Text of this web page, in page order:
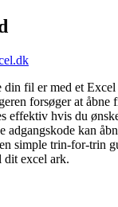
din fil er med et
forsøger at
effektiv hvis du
adgangskode kan
simple trin-for-trin
excel ark.